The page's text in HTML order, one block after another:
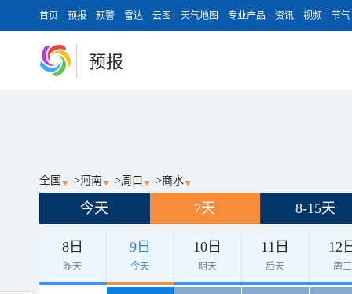
首页 预报 预警 雷达 云图 天气地图 专业产品 资讯 视频 节气
预报
全国 >河南 >周口 >商水
今天 7天 8-15天
8日
昨天
9日
今天
10日
明天
11日
后天
12
周三